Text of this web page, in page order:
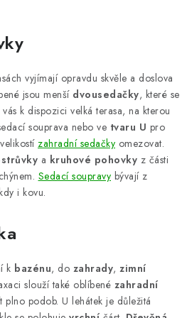
vyjímají opravdu skvěle a doslova
jsou menší dvousedačky, které se
k dispozici velká terasa, na kterou
souprava nebo ve tvaru U pro
zahradní sedačky omezovat.
a kruhové pohovky z části
Sedací soupravy bývají z
i kovu.
k bazénu, do zahrady, zimní
slouží také oblíbené zahradní
plno podob. U lehátek je důležitá